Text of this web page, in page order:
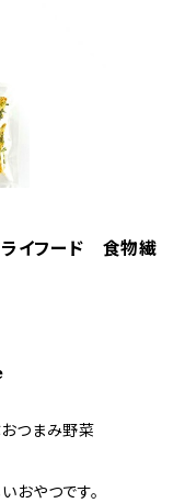
フード 食物繊
つまみ野菜
おやつです。